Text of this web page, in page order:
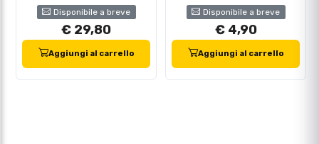
Disponibile a breve
€ 29,80
Aggiungi al carrello
CON LOGO
Disponibile a breve
€ 4,90
Aggiungi al carrello